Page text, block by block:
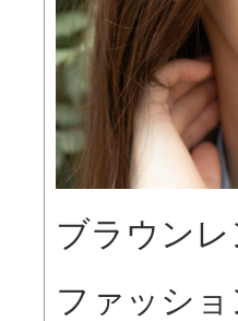
ブラウン
ファッシ